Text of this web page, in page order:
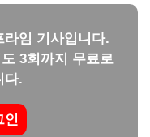
임 기사입니다.
3회까지 무료로
다.
인